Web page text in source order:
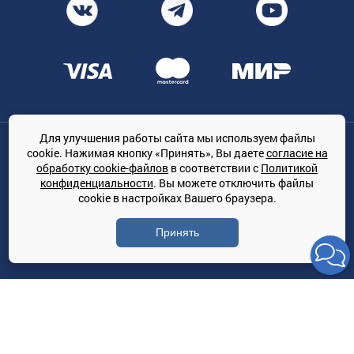
Общество с ограниченной ответственностью «ТРЕЙДКОН», ОГРН:
1167847364079, 197022, г. Санкт-Петербург, проспект Медиков, 7
КЛИМАТПРОФ.ONLINE - оптовая продажа кондиционеров и
климатической техники на территории РФ
© Сайт принадлежит ООО «ТРЕЙДКОН»
Политика конфиденциальности
Для улучшения работы сайта мы используем файлы
cookie. Нажимая кнопку «Принять», Вы даетесогласие на
обработку cookie-файлов в соответствии с Политикой
конфиденциальности. Вы можете отключить файлы
cookie в настройках Вашего браузера.
Принять